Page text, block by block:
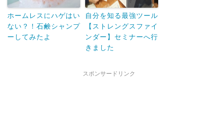
ホームレスにハゲはい
ない？！石鹸シャンプ
ーしてみたよ
自分を知る最強ツール
【ストレングスファイ
ンダー】セミナーへ行
きました
スポンサードリンク